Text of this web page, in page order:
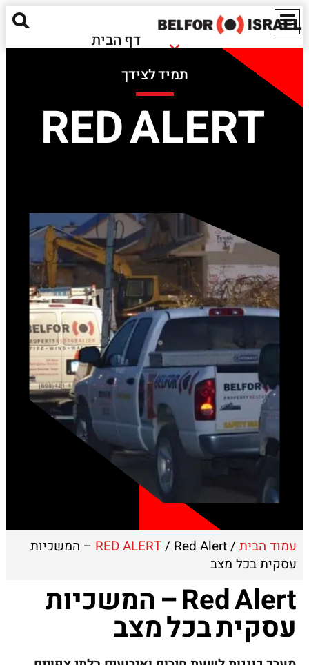
דף הבית
אודותינו
מאגר מידע
ישראל
EN
נזקי שריפה
נזקי הצפה
חומרים מסוכנים
נזקים אקולוגיים
תמיד לצידך
RED ALERT
עמוד הבית /
RED ALERT / Red Alert – המשכיות
עסקית בכל מצב
Red Alert – המשכיות
עסקית בכל מצב